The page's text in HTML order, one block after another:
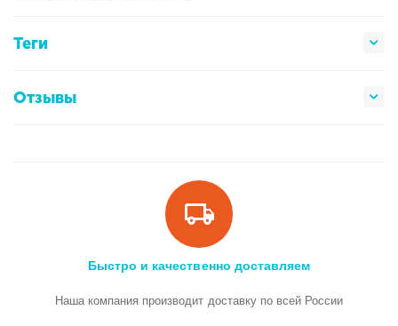
Теги
Отзывы
Быстро и качественно доставляем
Наша компания производит доставку по всей России